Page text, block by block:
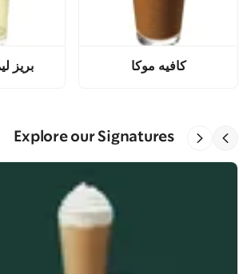
كافيه موكا بريز
Explore our Signatures